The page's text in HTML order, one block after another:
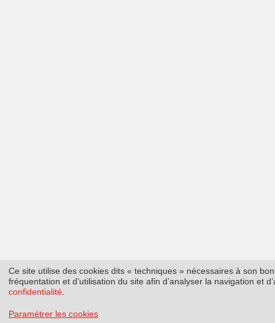
Ce site utilise des cookies dits « techniques » nécessaires à son
fréquentation et d’utilisation du site afin d’analyser la navigation et
confidentialité
Paramétrer les cookies